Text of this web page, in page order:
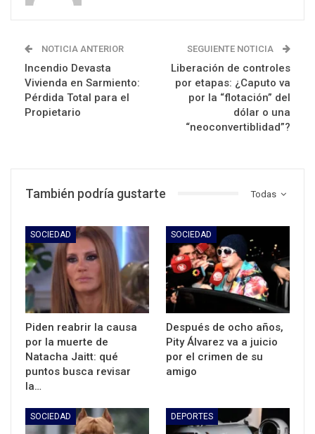
NOTICIA ANTERIOR
Incendio Devasta
Vivienda en Sarmiento:
Pérdida Total para el
Propietario
SEGUIENTE NOTICIA
Liberación de controles
por etapas: ¿Caputo va
por la “flotación” del
dólar o una
“neoconvertiblidad”?
Todas
También podría gustarte
SOCIEDAD
Piden reabrir la causa
por la muerte de
Natacha Jaitt: qué
puntos busca revisar
la…
SOCIEDAD
Después de ocho años,
Pity Álvarez va a juicio
por el crimen de su
amigo
SOCIEDAD DEPORTES